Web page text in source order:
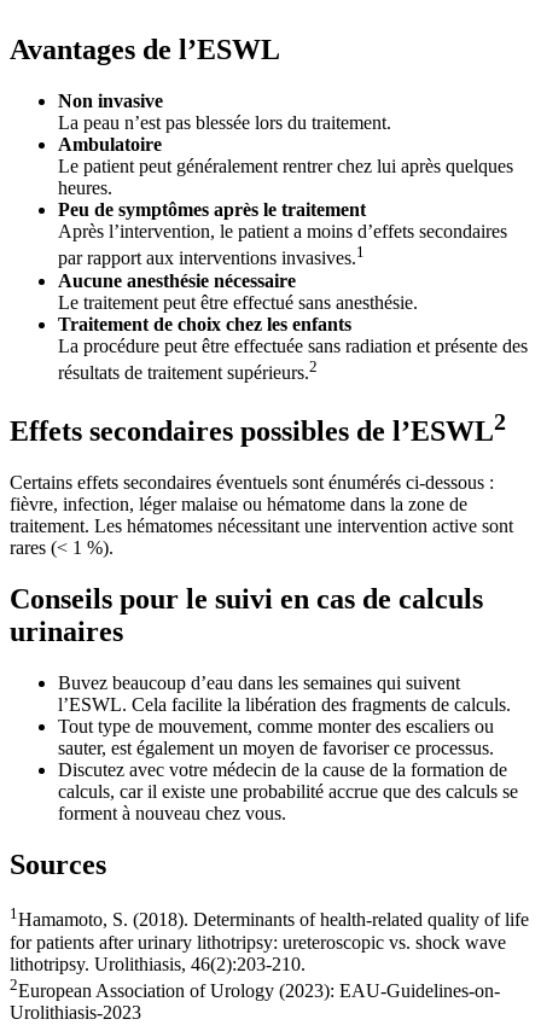
Avantages de l’ESWL
Non invasive
La peau n’est pas blessée lors du traitement.
Ambulatoire
Le patient peut généralement rentrer chez lui après quelques
heures.
Peu de symptômes après le traitement
Après l’intervention, le patient a moins d’effets secondaires
par rapport aux interventions invasives.1
Aucune anesthésie nécessaire
Le traitement peut être effectué sans anesthésie.
Traitement de choix chez les enfants
La procédure peut être effectuée sans radiation et présente des
résultats de traitement supérieurs.2
Effets secondaires possibles de l’ESWL2
Certains effets secondaires éventuels sont énumérés ci-dessous :
fièvre, infection, léger malaise ou hématome dans la zone de
traitement. Les hématomes nécessitant une intervention active sont
rares (< 1 %).
Conseils pour le suivi en cas de calculs
urinaires
Buvez beaucoup d’eau dans les semaines qui suivent
l’ESWL. Cela facilite la libération des fragments de calculs.
Tout type de mouvement, comme monter des escaliers ou
sauter, est également un moyen de favoriser ce processus.
Discutez avec votre médecin de la cause de la formation de
calculs, car il existe une probabilité accrue que des calculs se
forment à nouveau chez vous.
Sources
1Hamamoto, S. (2018). Determinants of health-related quality of life
for patients after urinary lithotripsy: ureteroscopic vs. shock wave
lithotripsy. Urolithiasis, 46(2):203-210.
2European Association of Urology (2023): EAU-Guidelines-on-
Urolithiasis-2023